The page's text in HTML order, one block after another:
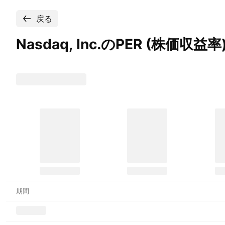
戻る
Nasdaq, Inc.のPER (株価収益
期間